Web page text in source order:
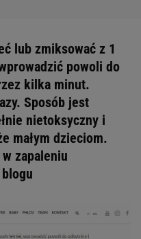
lub zmiksować z 1
powoli do
kilka minut.
Sposób jest
nietoksyczny i
małym dzieciom.
zapaleniu